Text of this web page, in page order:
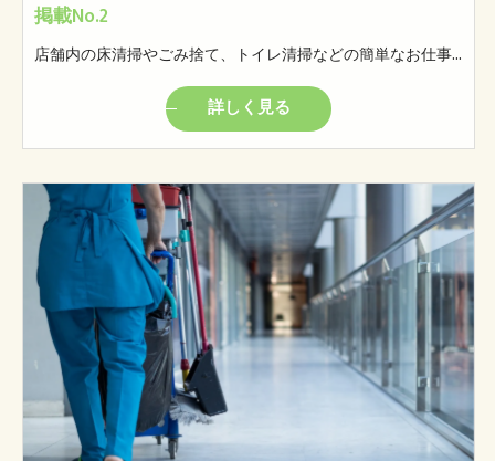
掲載No.2
店舗内の床清掃やごみ捨て、トイレ清掃などの簡単なお仕事です。 モクモクと自分のペースでやっていただけるお仕事です。 ※女性トイレの清掃があります。
詳しく見る